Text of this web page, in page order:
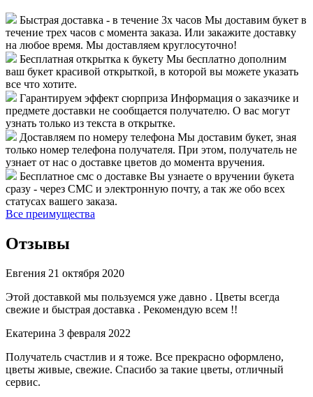
Быстрая доставка - в течение 3х часов Мы доставим букет в
течение трех часов с момента заказа. Или закажите доставку
на любое время. Мы доставляем круглосуточно!
Бесплатная открытка к букету Мы бесплатно дополним
ваш букет красивой открыткой, в которой вы можете указать
все что хотите.
Гарантируем эффект сюрприза Информация о заказчике и
предмете доставки не сообщается получателю. О вас могут
узнать только из текста в открытке.
Доставляем по номеру телефона Мы доставим букет, зная
только номер телефона получателя. При этом, получатель не
узнает от нас о доставке цветов до момента вручения.
Бесплатное смс о доставке Вы узнаете о вручении букета
сразу - через СМС и электронную почту, а так же обо всех
статусах вашего заказа.
Все преимущества
Отзывы
Евгения 21 октября 2020
Этой доставкой мы пользуемся уже давно . Цветы всегда
свежие и быстрая доставка . Рекомендую всем !!
Екатерина 3 февраля 2022
Получатель счастлив и я тоже. Все прекрасно оформлено,
цветы живые, свежие. Спасибо за такие цветы, отличный
сервис.